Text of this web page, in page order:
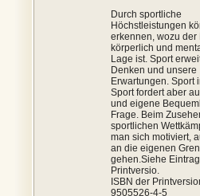
Durch sportliche
Höchstleistungen
erkennen, wozu der
körperlich und
Lage ist. Sport
Denken und unsere
Erwartungen. Sport
Sport fordert aber
und eigene
Frage. Beim
sportlichen
man sich motiviert,
an die eigenen
gehen.Siehe
Printversio.
ISBN der
9505526-4-5